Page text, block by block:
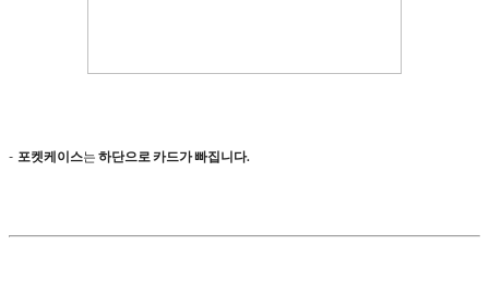
- 포켓케이스는 하단으로 카드가 빠집니다.